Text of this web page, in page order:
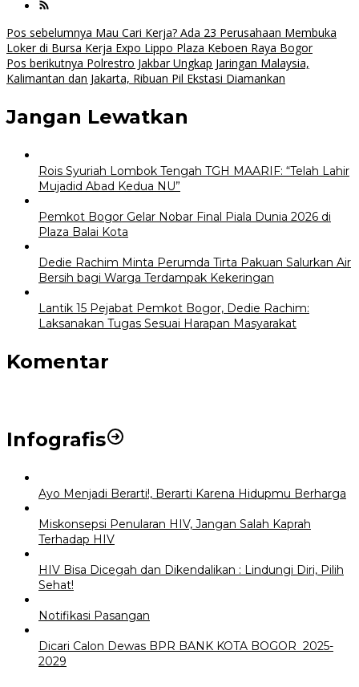
Navigasi
pos
Pos sebelumnya Mau Cari Kerja? Ada 23 Perusahaan Membuka
Loker di Bursa Kerja Expo Lippo Plaza Keboen Raya Bogor
Pos berikutnya Polrestro Jakbar Ungkap Jaringan Malaysia,
Kalimantan dan Jakarta, Ribuan Pil Ekstasi Diamankan
Jangan Lewatkan
Rois Syuriah Lombok Tengah TGH MAARIF: “Telah Lahir
Mujadid Abad Kedua NU”
Pemkot Bogor Gelar Nobar Final Piala Dunia 2026 di
Plaza Balai Kota
Dedie Rachim Minta Perumda Tirta Pakuan Salurkan Air
Bersih bagi Warga Terdampak Kekeringan
Lantik 15 Pejabat Pemkot Bogor, Dedie Rachim:
Laksanakan Tugas Sesuai Harapan Masyarakat
Komentar
Infografis
Ayo Menjadi Berarti!, Berarti Karena Hidupmu Berharga
Miskonsepsi Penularan HIV, Jangan Salah Kaprah
Terhadap HIV
HIV Bisa Dicegah dan Dikendalikan : Lindungi Diri, Pilih
Sehat!
Notifikasi Pasangan
Dicari Calon Dewas BPR BANK KOTA BOGOR 2025-
2029